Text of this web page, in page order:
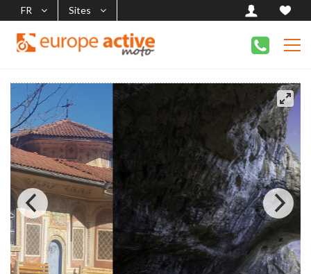
FR Sites